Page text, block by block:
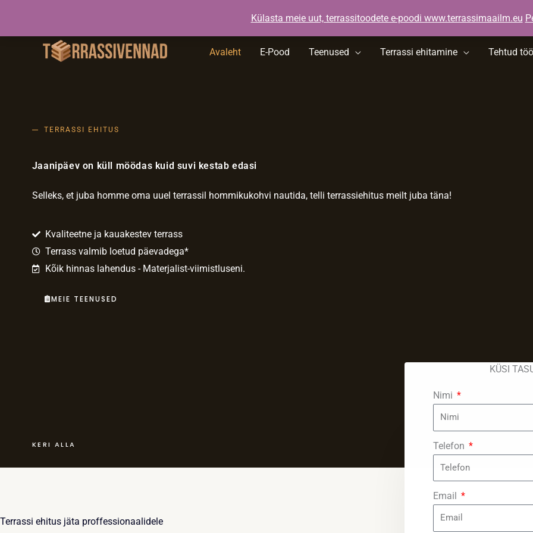
Külasta meie uut, terrassitoodete e-poodi www.terrassimaailm.eu
jarmo@terrassivennad.ee
Avaleht E-Pood Teenused Terrassi ehitamine Tehtud
TERRASSI EHITUS
Jaanipäev on küll möödas kuid suvi kestab edasi
Selleks, et juba homme oma uuel terrassil hommikukohvi nautida, telli terrassiehitus meilt juba täna!
Kvaliteetne ja kauakestev terrass
Terrass valmib loetud päevadega*
Kõik hinnas lahendus - Materjalist-viimistluseni.
MEIE TEENUSED
KERI ALLA
Terrassi ehitus jäta proffessionaalidele
KÜSI
Nimi
Telefon
Email